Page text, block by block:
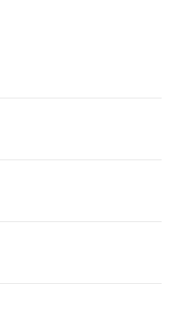
tárgyak sorozatát
erős kötődésből
értékelik.